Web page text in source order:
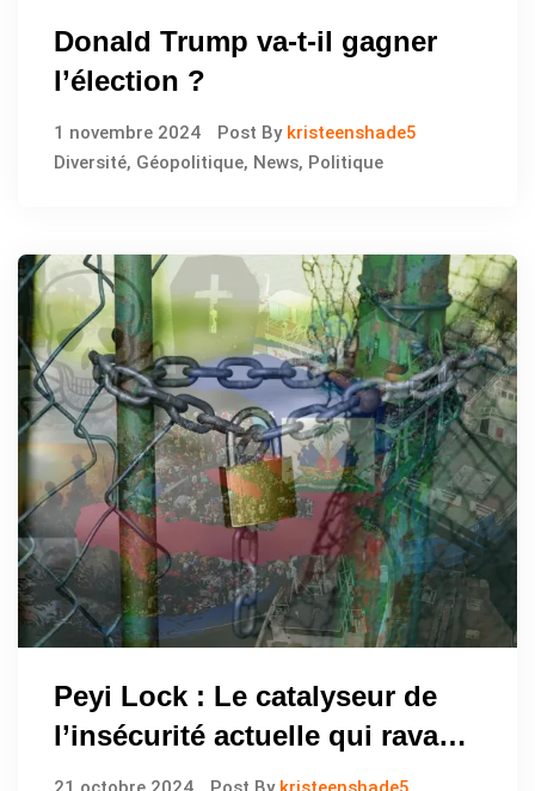
Donald Trump va-t-il gagner
l’élection ?
1 novembre 2024 Post By kristeenshade5
Diversité, Géopolitique, News, Politique
Peyi Lock : Le catalyseur de
l’insécurité actuelle qui ravage
Haïti